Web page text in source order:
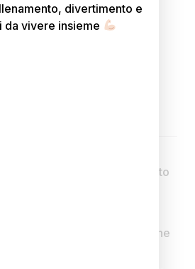
rituale dell’
seguito
su tutto il corpo.
rituale della tradizione
in profondità la pelle,
divertimento e
da vivere insieme